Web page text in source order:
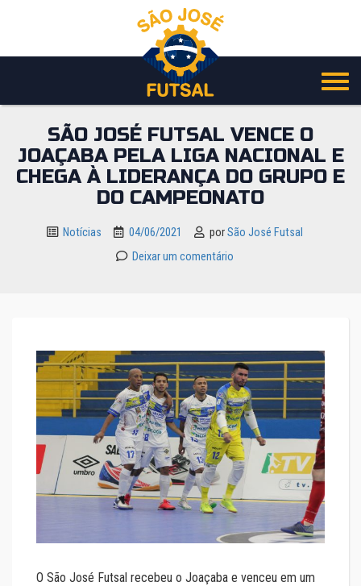
o
SÃO JOSÉ FUTSAL VENCE O
JOAÇABA PELA LIGA NACIONAL E
CHEGA À LIDERANÇA DO GRUPO E
DO CAMPEONATO
Notícias 04/06/2021 porSão José Futsal
Deixar um comentário
O São José Futsal recebeu o Joaçaba e venceu em um